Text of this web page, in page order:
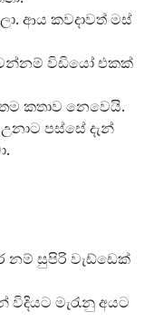
ආය කවදාවත් මස්
විඩියෝ එකක්
කතාව නෙවෙයි.
පස්සේ දැන්
නම් සුපිරි වැඩ්ඩෙක්
මැරැනු අයට